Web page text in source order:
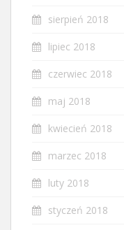
sierpień 2018
lipiec 2018
czerwiec 2018
maj 2018
kwiecień 2018
marzec 2018
luty 2018
styczeń 2018